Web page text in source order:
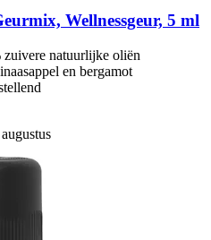
Wellnessgeur, 5 ml
zuivere natuurlijke oliën
en bergamot